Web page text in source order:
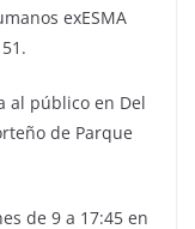
exESMA
al público en Del
de Parque
de 9 a 17:45 en